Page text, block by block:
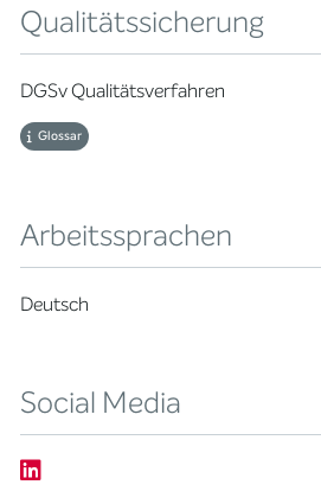
Qualitätssicherung
DGSv Qualitätsverfahren
Glossar
Arbeitssprachen
Deutsch
Social Media